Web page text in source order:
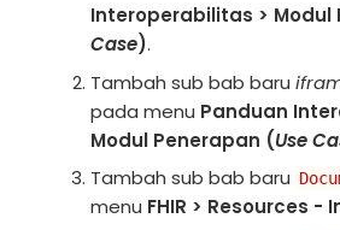
Interoperabilitas > Modul
Case).
Tambah sub bab baru
pada menu Panduan
Modul Penerapan (Use
Tambah sub bab baru
menu FHIR > Resources